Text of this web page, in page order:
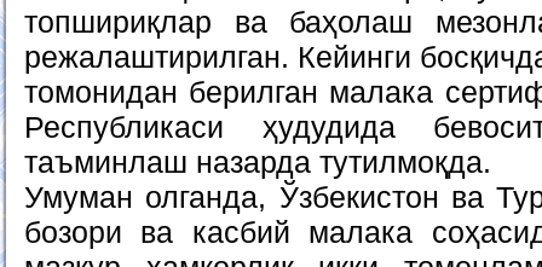
топшириқлар ва баҳолаш
режалаштирилган. Кейинги
томонидан берилган малака
Республикаси ҳудудида
таъминлаш назарда тутилмоқда.
Умуман олганда, Ўзбекистон ва
бозори ва касбий малака